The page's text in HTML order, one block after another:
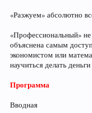
«Разжуем» абсолютно
«Профессиональный»
объяснена самым
экономистом или
научиться делать
Программа
Вводная